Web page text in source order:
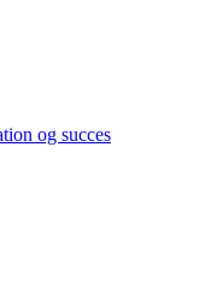
og succes